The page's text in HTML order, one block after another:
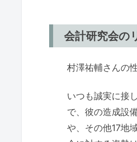
会計研究会の
村澤祐輔さんの
いつも誠実に接
で、彼の造成設
や、その他17地